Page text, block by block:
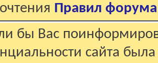
Правил форума
бы Вас
сайта